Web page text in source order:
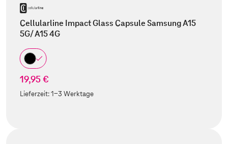
Cellularline Impact Glass Capsule Samsung A15
5G/ A15 4G
19,95 €
Lieferzeit:1-3 Werktage